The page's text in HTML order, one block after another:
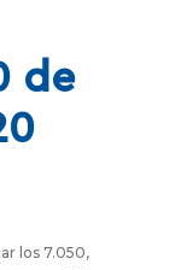
de
los 7.050,